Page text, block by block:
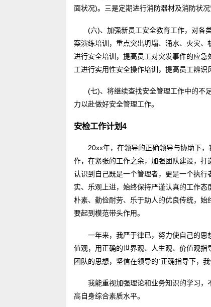
面状况)。三是定期进行消防器材及消防状
(六)、加强新员工安全教育工作，对各
案演练培训，重点突出坍塌、涌水、火灾
进行安全培训，提高员工对突发事件的应
工进行实用性安全操作培训，提高员工辨识
(七)、将继续查找安全管理工作中的不
力以赴做好安全管理工作。
安检工作计划4
20xx年，在领导的正确领导与协助下
作，在紧张的工作之余，加强团队建设，
认识到自己既是一个管理者，更是一个执
实、乐观上进，始终保持严谨认真的工作
朴素、勤俭耐劳、乐于助人的优良传统，
要起到模范带头作用。
一年来，我严于律已，努力使自己的
值观，用正确的世界观、人生观、价值观
团队的思想，坚信在领导的`正确指导下，
我能重视加强理论和业务知识的学习
高自身综合素质水平。